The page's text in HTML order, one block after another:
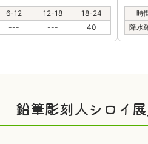
6-12 12-18
18-24
--- --- 40
時
降水
鉛筆彫刻人シロイ